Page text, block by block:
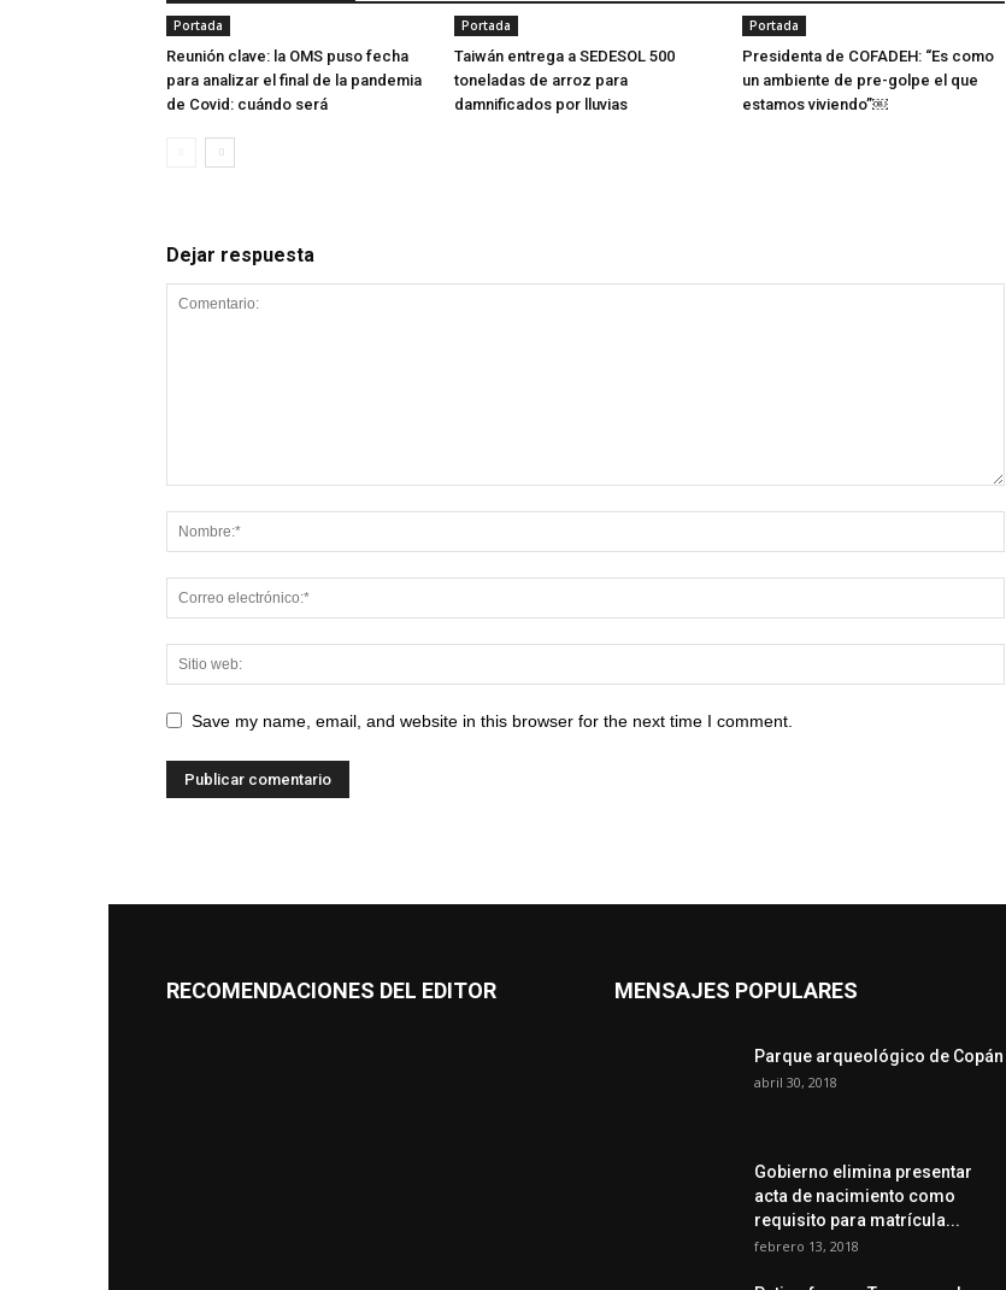
Portada
Reunión clave: la OMS puso fecha
para analizar el final de la pandemia
de Covid: cuándo será
Portada
Taiwán entrega a SEDESOL 500
toneladas de arroz para
damnificados por lluvias
Portada
Presidenta de COFADEH: “Es como
un ambiente de pre-golpe el que
estamos viviendo”￼
Dejar respuesta
Save my name, email, and website in this browser for the next time I comment.
RECOMENDACIONES DEL EDITOR MENSAJES POPULARES
Parque arqueológico de Copán
abril 30, 2018
Gobierno elimina presentar
acta de nacimiento como
requisito para matrícula...
febrero 13, 2018